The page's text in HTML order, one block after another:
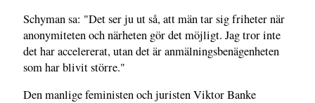
Schyman sa: "Det ser ju ut så, att män tar sig friheter när
anonymiteten och närheten gör det möjligt. Jag tror inte
det har accelererat, utan det är anmälningsbenägenheten
som har blivit större."
Den manlige feministen och juristen Viktor Banke